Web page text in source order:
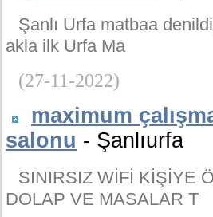
Şanlı Urfa matbaa
akla ilk Urfa Ma
(27-11-2022)
maximum
salonu - Şanlıurfa
SINIRSIZ WİFİ KİŞİYE
DOLAP VE MASALAR T